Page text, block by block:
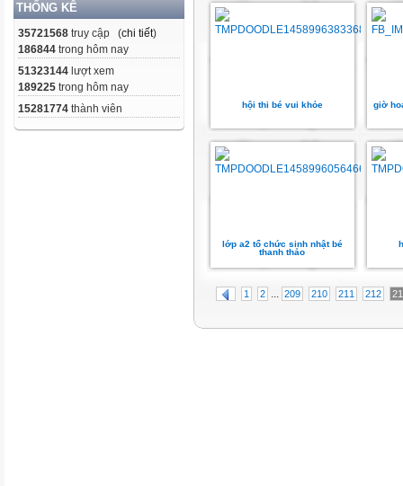
THỐNG KÊ
35721568 truy cập (chi tiết)
186844 trong hôm nay
51323144 lượt xem
189225 trong hôm nay
15281774 thành viên hội thi bé vui khỏe giờ
lớp a2 tổ chức sinh nhật bé
thanh thảo
1 2 ... 209 210 211 212